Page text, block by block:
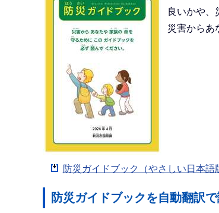
良いかや、
災害からあ
防災ガイドブック（やさしい日本語
防災ガイドブックを自動翻訳